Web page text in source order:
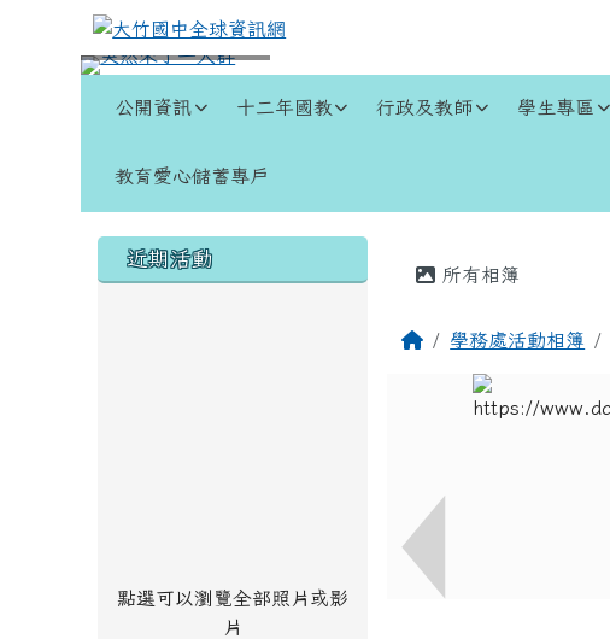
跳至主內容區
大竹國中全球資訊網
公開資訊 十二年國教 行政及教師 學生專區
教育愛心儲蓄專戶
左邊區域內容
近期活動
點選可以瀏覽全部照片或影
片
主內容區域
所有相簿
回首頁學務處活動相簿
頁尾區域